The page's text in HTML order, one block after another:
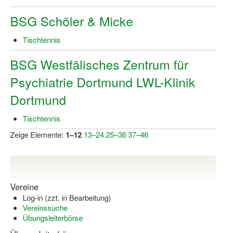
BSG Schöler & Micke
Tischtennis
BSG Westfälisches Zentrum für
Psychiatrie Dortmund LWL-Klinik
Dortmund
Tischtennis
Zeige Elemente: 1–12 13–2425–3637–46
Vereine
Log-in (zzt. in Bearbeitung)
Vereinssuche
Übungsleiterbörse